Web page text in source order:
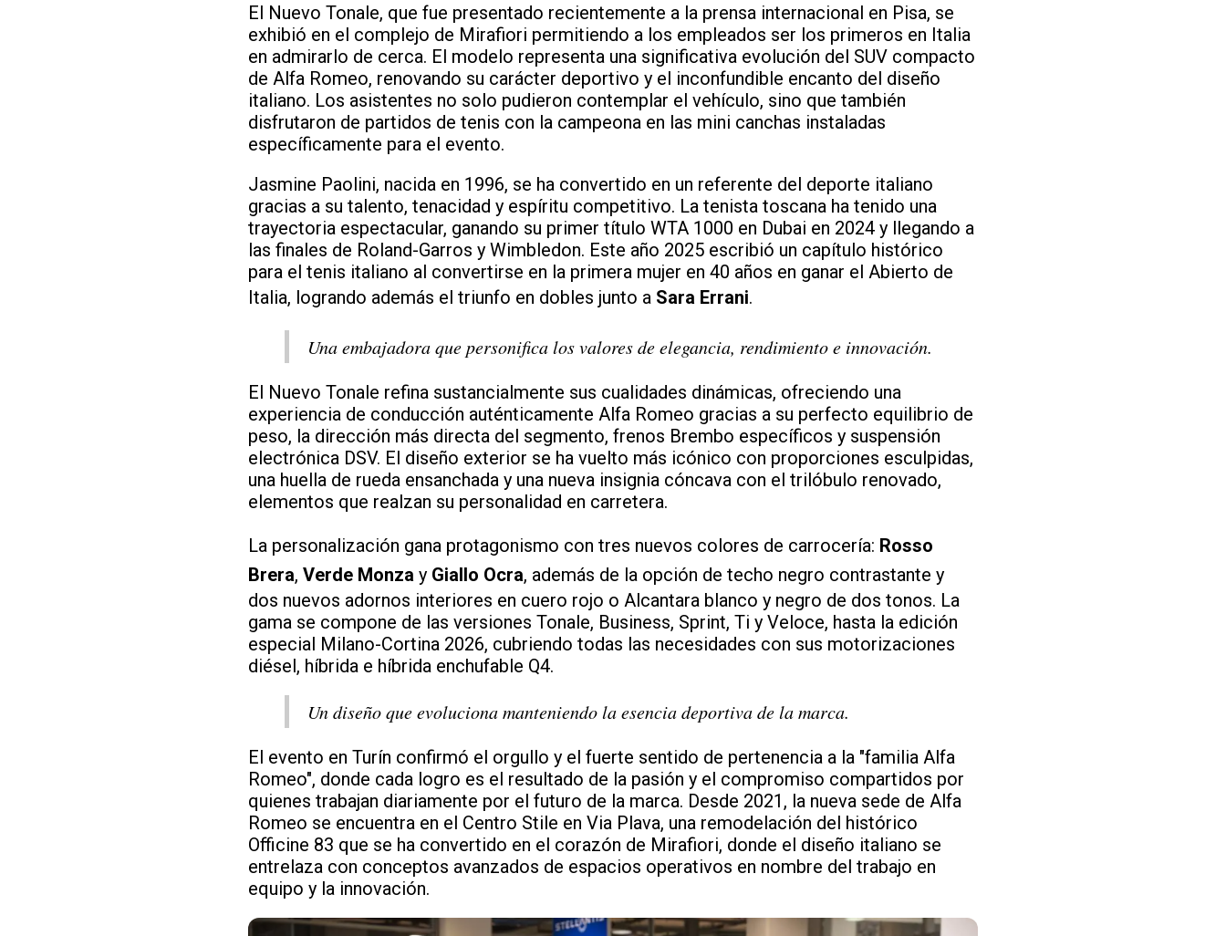
El Nuevo Tonale, que fue presentado recientemente a la prensa internacional en Pisa, se
exhibió en el complejo de Mirafiori permitiendo a los empleados ser los primeros en Italia
en admirarlo de cerca. El modelo representa una significativa evolución del SUV compacto
de Alfa Romeo, renovando su carácter deportivo y el inconfundible encanto del diseño
italiano. Los asistentes no solo pudieron contemplar el vehículo, sino que también
disfrutaron de partidos de tenis con la campeona en las mini canchas instaladas
específicamente para el evento.
Jasmine Paolini, nacida en 1996, se ha convertido en un referente del deporte italiano
gracias a su talento, tenacidad y espíritu competitivo. La tenista toscana ha tenido una
trayectoria espectacular, ganando su primer título WTA 1000 en Dubai en 2024 y llegando a
las finales de Roland-Garros y Wimbledon. Este año 2025 escribió un capítulo histórico
para el tenis italiano al convertirse en la primera mujer en 40 años en ganar el Abierto de
Italia, logrando además el triunfo en dobles junto a Sara Errani.
Una embajadora que personifica los valores de elegancia, rendimiento e innovación.
El Nuevo Tonale refina sustancialmente sus cualidades dinámicas, ofreciendo una
experiencia de conducción auténticamente Alfa Romeo gracias a su perfecto equilibrio de
peso, la dirección más directa del segmento, frenos Brembo específicos y suspensión
electrónica DSV. El diseño exterior se ha vuelto más icónico con proporciones esculpidas,
una huella de rueda ensanchada y una nueva insignia cóncava con el trilóbulo renovado,
elementos que realzan su personalidad en carretera.
La personalización gana protagonismo con tres nuevos colores de carrocería: Rosso
Brera, Verde Monza y Giallo Ocra, además de la opción de techo negro contrastante y
dos nuevos adornos interiores en cuero rojo o Alcantara blanco y negro de dos tonos. La
gama se compone de las versiones Tonale, Business, Sprint, Ti y Veloce, hasta la edición
especial Milano-Cortina 2026, cubriendo todas las necesidades con sus motorizaciones
diésel, híbrida e híbrida enchufable Q4.
Un diseño que evoluciona manteniendo la esencia deportiva de la marca.
El evento en Turín confirmó el orgullo y el fuerte sentido de pertenencia a la "familia Alfa
Romeo", donde cada logro es el resultado de la pasión y el compromiso compartidos por
quienes trabajan diariamente por el futuro de la marca. Desde 2021, la nueva sede de Alfa
Romeo se encuentra en el Centro Stile en Via Plava, una remodelación del histórico
Officine 83 que se ha convertido en el corazón de Mirafiori, donde el diseño italiano se
entrelaza con conceptos avanzados de espacios operativos en nombre del trabajo en
equipo y la innovación.